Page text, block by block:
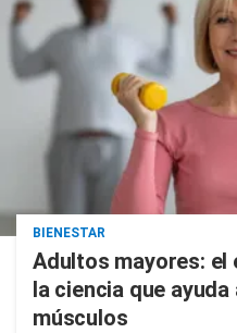
BIENESTAR
Adultos mayores: el
la ciencia que
músculos